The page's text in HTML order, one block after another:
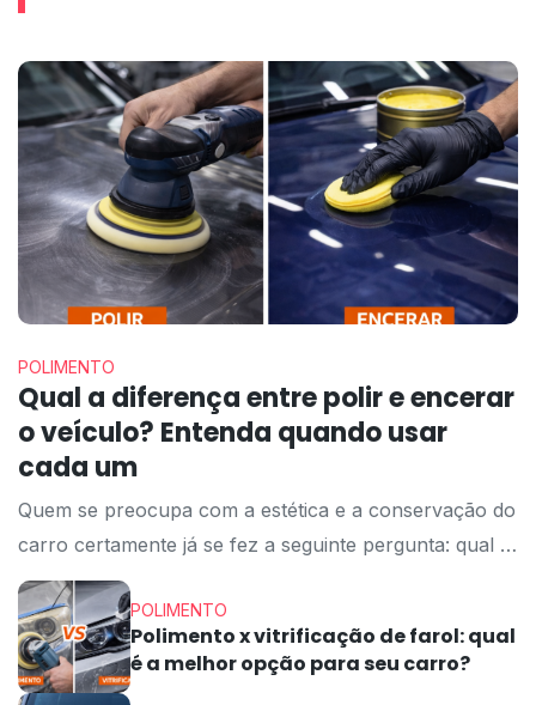
POLIMENTO
Qual a diferença entre polir e encerar
o veículo? Entenda quando usar
cada um
Quem se preocupa com a estética e a conservação do
carro certamente já se fez a seguinte pergunta: qual é
a diferença entre polir e encerar o veículo? Embora
os dois processos estejam diretamente ligados ao
cuidado com a pintura, eles possuem funções,
objetivos e resultados completamente diferentes.
POLIMENTO
Polimento x vitrificação de farol: qual
é a melhor opção para seu carro?